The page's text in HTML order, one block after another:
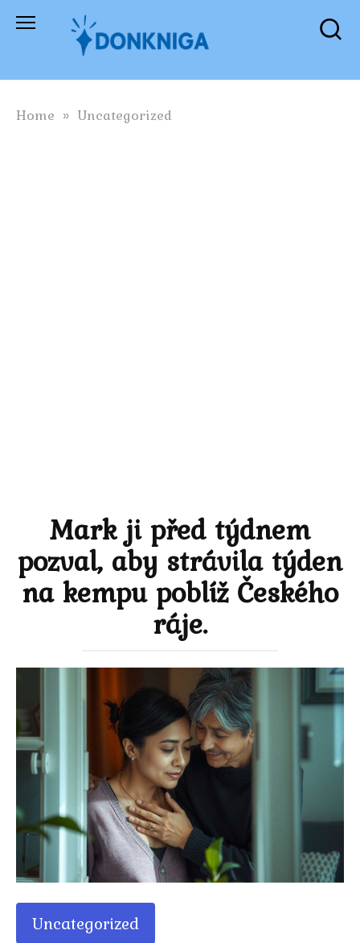
Skip
Home » Uncategorized
Mark ji před týdnem
pozval, aby strávila týden
na kempu poblíž Českého
ráje.
Uncategorized